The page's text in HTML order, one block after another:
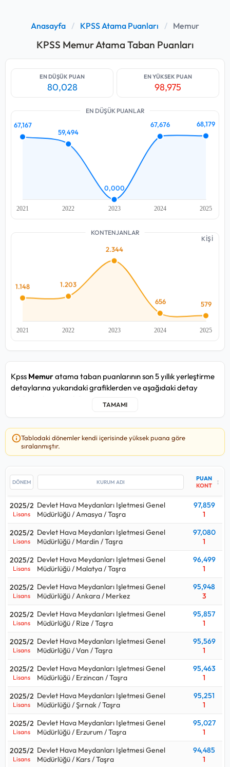
Anasayfa / KPSS Atama Puanları / Memur
KPSS Memur Atama Taban Puanları
EN DÜŞÜK PUAN
80,028
EN YÜKSEK PUAN
98,975
EN DÜŞÜK PUANLAR
KONTENJANLAR
KİŞİ
Kpss Memuratama taban puanlarının son 5 yıllık yerleştirme
detaylarına yukarıdaki grafiklerden ve aşağıdaki detay
döneminde, en düşük80,028puan ile Türkiye Şeker
Fabrikaları A.Ş Genel Müdürlüğü / Van / Taşra kurumuna, en
97,859
Grafikte görülen 0.000 puanının sebebi, açılan kontenjana
yerleşen kişinin olmamasından kaynaklanıyor.
Bu kadro için yakın tarihte yapılan yerleştirmede Türkiye
Elektrik Iletim A.Ş Genel Müdürlüğü / Ankara / Merkez kurumu
en çok 17kişi almış.
Memur alımlarında 2024 yılındaki
yılındaki579kişilik kontenjana bakılırsa%12oranında bir azalış
gerçekleşmiş.
Memur alımları için açılan kurum ilanlarına bakıldığında
Lisans, Önlisans, Ortaöğretimmezunlarından alımlar
yapıldığı görülüyor.
eğitim türüne göre değişmektedir.
Lisans düzeyinde alım yaparsa:
Önlisans düzeyinde alım yaparsa:Kpss P93
Ortaöğretim düzeyinde alım yaparsa:
Kpss sınavı ile hangi kurumlar Memur alıyor, Memur için kaç
puan gerekir, kpss Memur kontenjanı ne kadar sorularının
cevaplarını aşağıdaki tabloda bulabilirsiniz.
2026 Ocak genel idari hizmetler net başlangıç maaşıdır.
Tablodaki dönemler kendi içerisinde yüksek puana göre
sıralanmıştır.
↕
PUAN
KONT
2025/2
Lisans
Devlet Hava Meydanları Işletmesi Genel
Müdürlüğü / Amasya / Taşra
97,859
1
2025/2
Lisans
Devlet Hava Meydanları Işletmesi Genel
Müdürlüğü / Mardin / Taşra
97,080
1
2025/2
Lisans
Devlet Hava Meydanları Işletmesi Genel
Müdürlüğü / Malatya / Taşra
96,499
1
2025/2
Lisans
Devlet Hava Meydanları Işletmesi Genel
Müdürlüğü / Ankara / Merkez
95,948
3
2025/2
Lisans
Devlet Hava Meydanları Işletmesi Genel
Müdürlüğü / Rize / Taşra
95,857
1
2025/2
Lisans
Devlet Hava Meydanları Işletmesi Genel
Müdürlüğü / Van / Taşra
95,569
1
2025/2
Lisans
Devlet Hava Meydanları Işletmesi Genel
Müdürlüğü / Erzincan / Taşra
95,463
1
2025/2
Lisans
Devlet Hava Meydanları Işletmesi Genel
Müdürlüğü / Şırnak / Taşra
95,251
1
2025/2
Lisans
Devlet Hava Meydanları Işletmesi Genel
Müdürlüğü / Erzurum / Taşra
95,027
1
2025/2
Lisans
Devlet Hava Meydanları Işletmesi Genel
Müdürlüğü / Kars / Taşra
94,485
1